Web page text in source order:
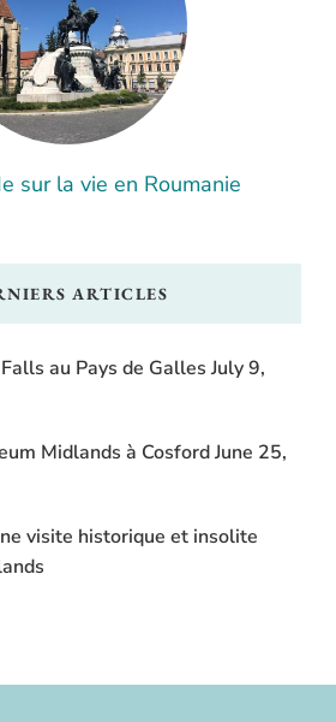
sur la vie en Roumanie
ARTICLES
au Pays de Galles July 9,
Midlands à CosfordJune 25,
visite historique et insolite